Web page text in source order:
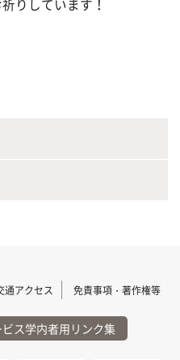
りしています！
通アクセス 免責事項・著作権等
ス学内者用リンク集